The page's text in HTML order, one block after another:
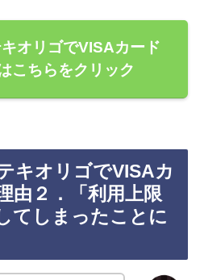
オリゴでVISAカード
こちらをクリック
キオリゴでVISAカ
由２．「利用上限
てしまったことに